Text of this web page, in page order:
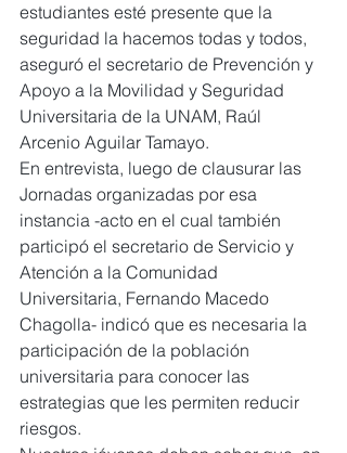
estudiantes esté presente que la
seguridad la hacemos todas y todos,
aseguró el secretario de Prevención y
Apoyo a la Movilidad y Seguridad
Universitaria de la UNAM, Raúl
Arcenio Aguilar Tamayo.
En entrevista, luego de clausurar las
Jornadas organizadas por esa
instancia -acto en el cual también
participó el secretario de Servicio y
Atención a la Comunidad
Universitaria, Fernando Macedo
Chagolla- indicó que es necesaria la
participación de la población
universitaria para conocer las
estrategias que les permiten reducir
riesgos.